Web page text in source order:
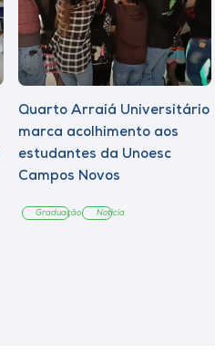
Quarto Arraiá Universitário
marca acolhimento aos
estudantes da Unoesc
Campos Novos
Graduação Notícia